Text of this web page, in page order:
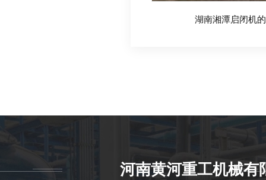
湖南湘潭启闭机
河南黄河重工机械有